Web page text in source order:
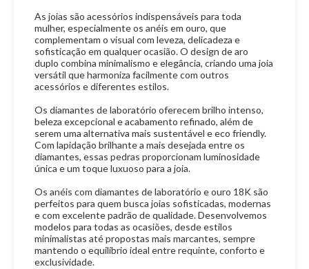
As joias são acessórios indispensáveis para toda
mulher, especialmente os anéis em ouro, que
complementam o visual com leveza, delicadeza e
sofisticação em qualquer ocasião. O design de aro
duplo combina minimalismo e elegância, criando uma joia
versátil que harmoniza facilmente com outros
acessórios e diferentes estilos.
Os diamantes de laboratório oferecem brilho intenso,
beleza excepcional e acabamento refinado, além de
serem uma alternativa mais sustentável e eco friendly.
Com lapidação brilhante a mais desejada entre os
diamantes, essas pedras proporcionam luminosidade
única e um toque luxuoso para a joia.
Os anéis com diamantes de laboratório e ouro 18K são
perfeitos para quem busca joias sofisticadas, modernas
e com excelente padrão de qualidade. Desenvolvemos
modelos para todas as ocasiões, desde estilos
minimalistas até propostas mais marcantes, sempre
mantendo o equilíbrio ideal entre requinte, conforto e
exclusividade.